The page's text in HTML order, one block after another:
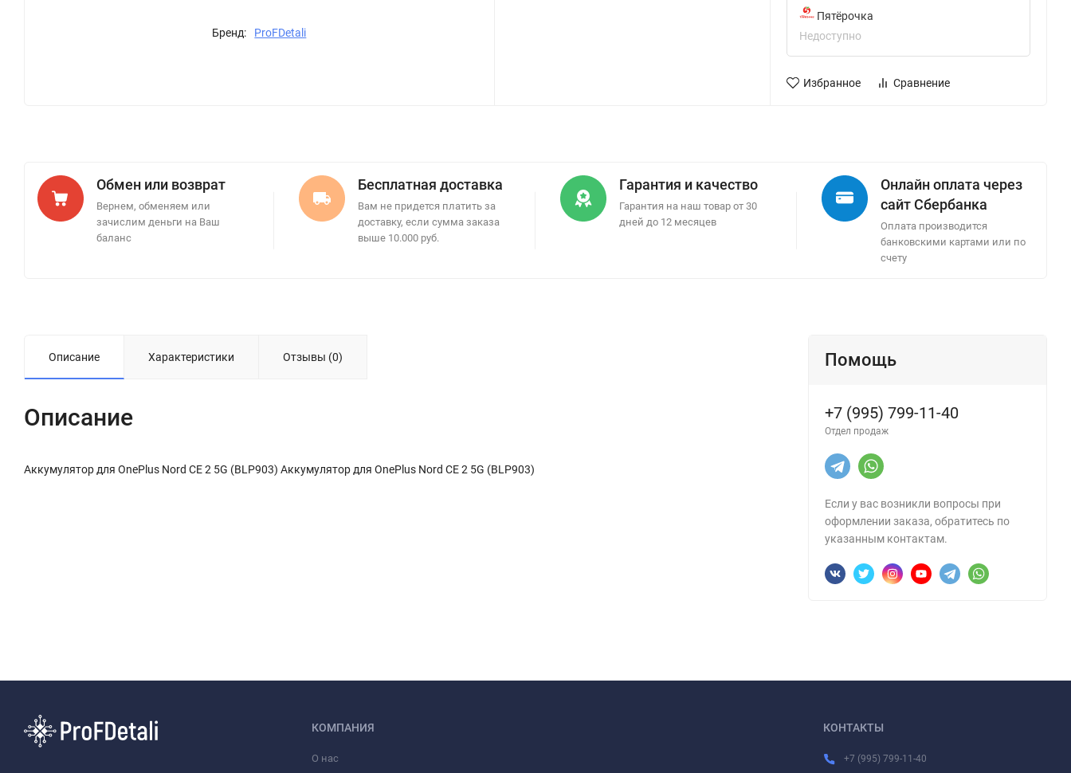
Бренд: ProFDetali
Пятёрочка
Недоступно
Избранное Сравнение
Обмен или возврат
Вернем, обменяем или
зачислим деньги на Ваш
баланс
Бесплатная доставка
Вам не придется платить за
доставку, если сумма заказа
выше 10.000 руб.
Гарантия и качество
Гарантия на наш товар от 30
дней до 12 месяцев
Онлайн оплата через
сайт Сбербанка
Оплата производится
банковскими картами или по
счету
Описание Характеристики Отзывы (0)
Описание
Аккумулятор для OnePlus Nord CE 2 5G (BLP903) Аккумулятор для OnePlus Nord CE 2 5G (BLP903)
Помощь
+7 (995) 799-11-40
Отдел продаж
Если у вас возникли вопросы при
оформлении заказа, обратитесь по
указанным контактам.
КОМПАНИЯ
О нас
КОНТАКТЫ
+7 (995) 799-11-40